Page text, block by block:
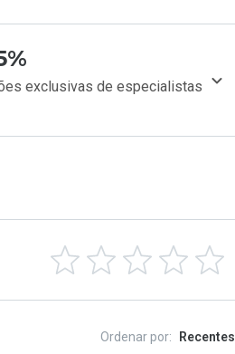
exclusivas de especialistas
Ordenar por: Recentes